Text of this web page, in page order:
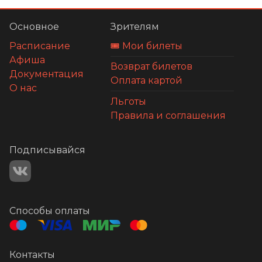
Основное
Расписание
Афиша
Документация
О нас
Зрителям
🎟️ Мои билеты
Возврат билетов
Оплата картой
Льготы
Правила и соглашения
Подписывайся
Способы оплаты
Контакты